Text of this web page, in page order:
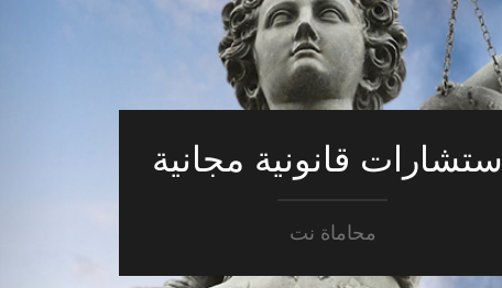
استشارات قانونية مجانية
محاماة نت